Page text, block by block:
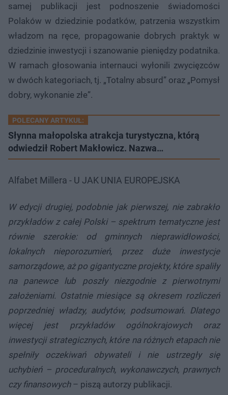
samej publikacji jest podnoszenie świadomości
Polaków w dziedzinie podatków, patrzenia wszystkim
władzom na ręce, propagowanie dobrych praktyk w
dziedzinie inwestycji i szanowanie pieniędzy podatnika.
W ramach głosowania internauci wyłonili zwycięzców
w dwóch kategoriach, tj. „Totalny absurd” oraz „Pomysł
dobry, wykonanie złe”.
POLECANY ARTYKUŁ:
Słynna małopolska atrakcja turystyczna, którą
odwiedził Robert Makłowicz. Nazwa…
Alfabet Millera - U JAK UNIA EUROPEJSKA
W edycji drugiej, podobnie jak pierwszej, nie zabrakło
przykładów z całej Polski – spektrum tematyczne jest
równie szerokie: od gminnych nieprawidłowości,
lokalnych nieporozumień, przez duże inwestycje
samorządowe, aż po gigantyczne projekty, które spaliły
na panewce lub poszły niezgodnie z pierwotnymi
założeniami. Ostatnie miesiące są okresem rozliczeń
poprzedniej władzy, audytów, podsumowań. Dlatego
więcej jest przykładów ogólnokrajowych oraz
inwestycji strategicznych, które na różnych etapach nie
spełniły oczekiwań obywateli i nie ustrzegły się
uchybień – proceduralnych, wykonawczych, prawnych
czy finansowych– piszą autorzy publikacji.